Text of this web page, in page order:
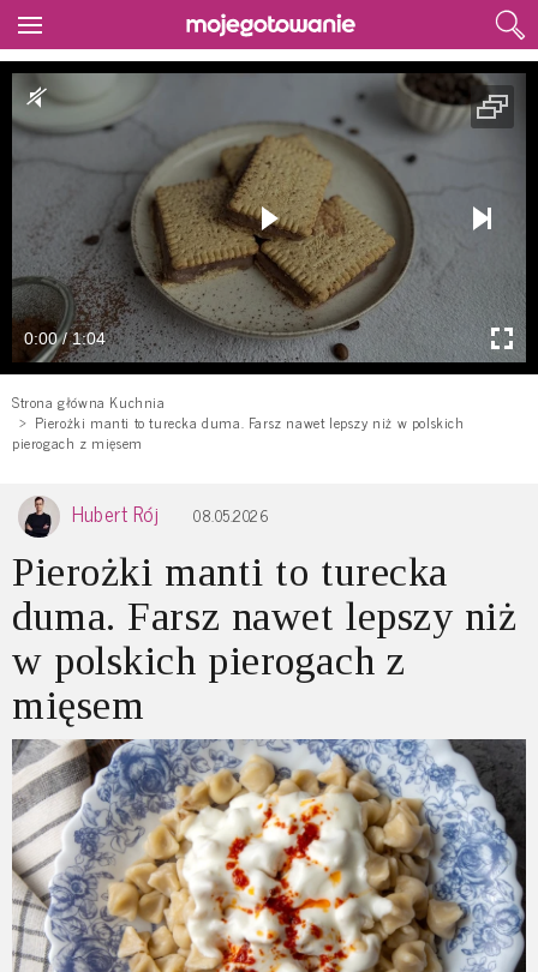
0:00 / 1:04
Strona główna Kuchnia
Pierożki manti to turecka duma. Farsz nawet lepszy niż w polskich
pierogach z mięsem
Hubert Rój 08.05.2026
Pierożki manti to turecka
duma. Farsz nawet lepszy niż
w polskich pierogach z
mięsem